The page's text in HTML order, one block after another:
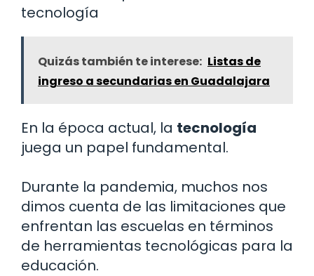
tecnología
Quizás también te interese: Listas de
ingreso a secundarias en Guadalajara
En la época actual, la tecnología
juega un papel fundamental.
Durante la pandemia, muchos nos
dimos cuenta de las limitaciones que
enfrentan las escuelas en términos
de herramientas tecnológicas para la
educación.